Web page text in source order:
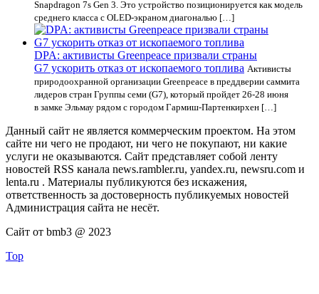
Snapdragon 7s Gen 3. Это устройство позиционируется как модель
среднего класса с OLED-экраном диагональю […]
DPA: активисты Greenpeace призвали страны
G7 ускорить отказ от ископаемого топлива Активисты
природоохранной организации Greenpeace в преддверии саммита
лидеров стран Группы семи (G7), который пройдет 26-28 июня
в замке Эльмау рядом с городом Гармиш-Партенкирхен […]
Данный сайт не является коммерческим проектом. На этом
сайте ни чего не продают, ни чего не покупают, ни какие
услуги не оказываются. Сайт представляет собой ленту
новостей RSS канала news.rambler.ru, yandex.ru, newsru.com и
lenta.ru . Материалы публикуются без искажения,
ответственность за достоверность публикуемых новостей
Администрация сайта не несёт.
Сайт от bmb3 @ 2023
Top